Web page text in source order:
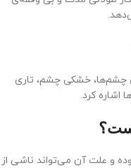
چشم‌ها، خشکی چشم، تاری
کرد.
و علت آن می‌تواند ناشی از